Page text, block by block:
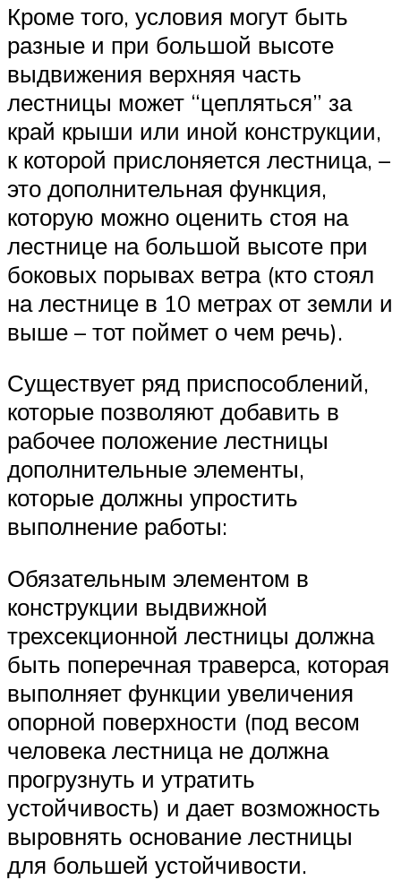
Кроме того, условия могут быть
разные и при большой высоте
выдвижения верхняя часть
лестницы может “цепляться” за
край крыши или иной конструкции,
к которой прислоняется лестница, –
это дополнительная функция,
которую можно оценить стоя на
лестнице на большой высоте при
боковых порывах ветра (кто стоял
на лестнице в 10 метрах от земли и
выше – тот поймет о чем речь).
Существует ряд приспособлений,
которые позволяют добавить в
рабочее положение лестницы
дополнительные элементы,
которые должны упростить
выполнение работы:
Обязательным элементом в
конструкции выдвижной
трехсекционной лестницы должна
быть поперечная траверса, которая
выполняет функции увеличения
опорной поверхности (под весом
человека лестница не должна
прогрузнуть и утратить
устойчивость) и дает возможность
выровнять основание лестницы
для большей устойчивости.